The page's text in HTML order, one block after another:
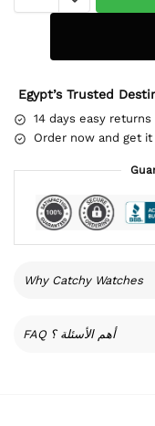
Egypt’s Trusted
14 days easy returns
Order now and get
Why Catchy Watches
FAQ أهم الأسئلة ؟